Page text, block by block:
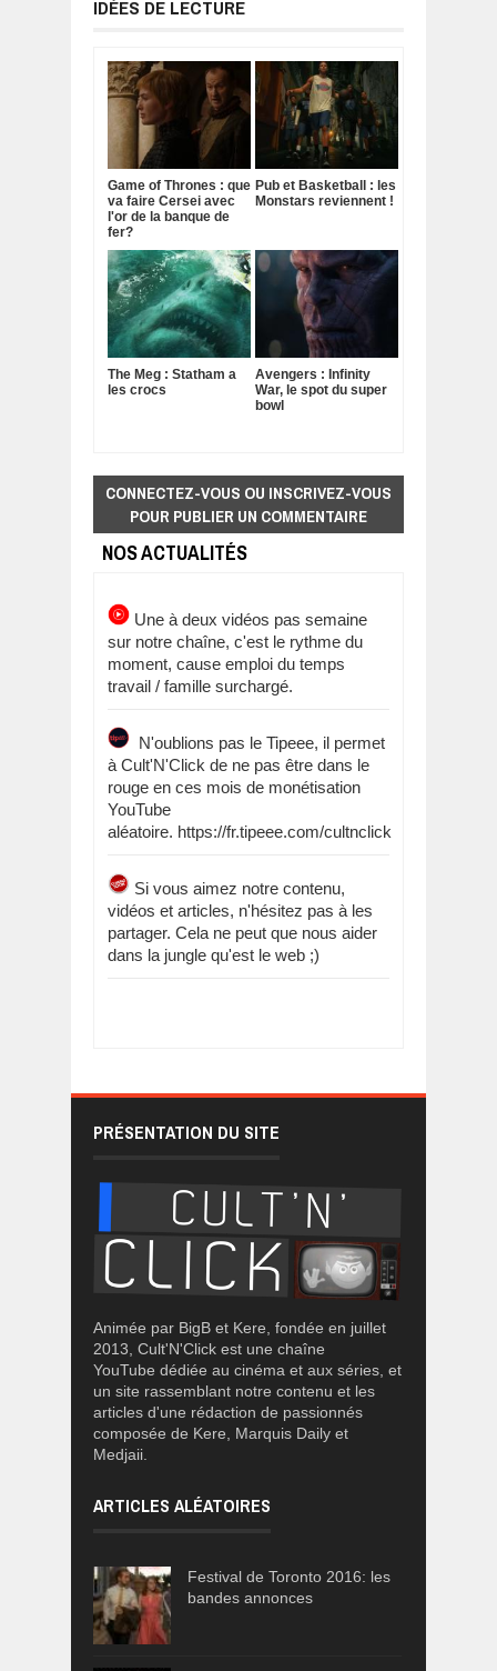
IDÉES DE LECTURE
Game of Thrones : que
va faire Cersei avec
l'or de la banque de
fer?
Pub et Basketball : les
Monstars reviennent !
The Meg : Statham a
les crocs
Avengers : Infinity
War, le spot du super
bowl
CONNECTEZ-VOUS OU INSCRIVEZ-VOUS
POUR PUBLIER UN COMMENTAIRE
NOS ACTUALITÉS
Une à deux vidéos pas semaine
sur notre chaîne, c'est le rythme du
moment, cause emploi du temps
travail / famille surchargé.
N'oublions pas le Tipeee, il permet
à Cult'N'Click de ne pas être dans le
rouge en ces mois de monétisation
YouTube
aléatoire. https://fr.tipeee.com/cultnclick
Si vous aimez notre contenu,
vidéos et articles, n'hésitez pas à les
partager. Cela ne peut que nous aider
dans la jungle qu'est le web ;)
PRÉSENTATION DU SITE
Animée par BigB et Kere, fondée en juillet
2013, Cult'N'Click est une chaîne
YouTube dédiée au cinéma et aux séries, et
un site rassemblant notre contenu et les
articles d'une rédaction de passionnés
composée de Kere, Marquis Daily et
Medjaii.
ARTICLES ALÉATOIRES
Festival de Toronto 2016: les
bandes annonces